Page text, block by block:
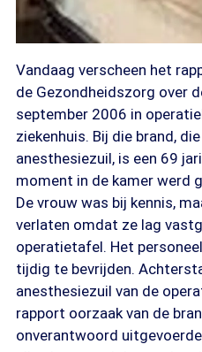
Vandaag verscheen het
de Gezondheidszorg over
september 2006 in
ziekenhuis. Bij die brand,
anesthesiezuil, is een 69
moment in de kamer werd
De vrouw was bij kennis,
verlaten omdat ze lag
operatietafel. Het
tijdig te bevrijden.
anesthesiezuil van de
rapport oorzaak van de
onverantwoord